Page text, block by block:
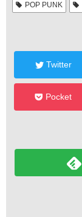
POP PUNK
Twitter
Pocket